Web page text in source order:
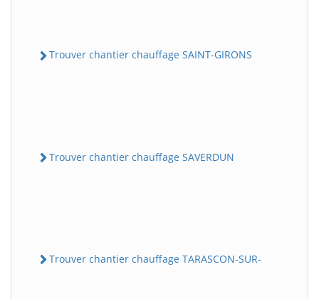
Trouver chantier chauffage SAINT-GIRONS
Trouver chantier chauffage SAVERDUN
Trouver chantier chauffage TARASCON-SUR-